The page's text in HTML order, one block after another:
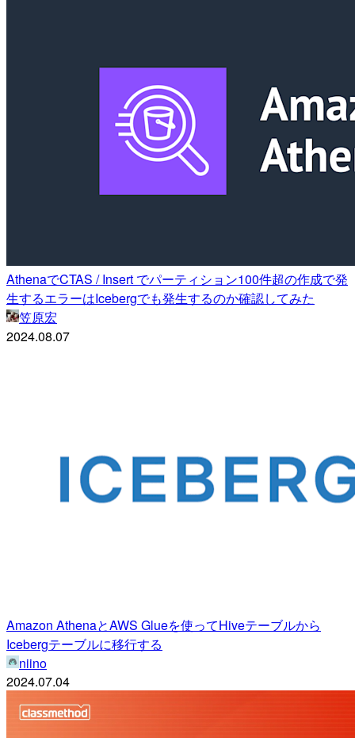
AthenaでCTAS / Insert でパーティション100件超の作成で発
生するエラーはIcebergでも発生するのか確認してみた
笠原宏
2024.08.07
Amazon AthenaとAWS Glueを使ってHiveテーブルから
Icebergテーブルに移行する
niino
2024.07.04